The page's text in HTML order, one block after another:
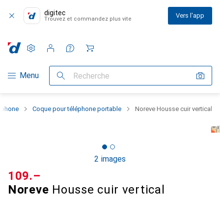
digitec
Trouvez et commandez plus vite Vers l'app
Navigation par catégorie
Menu Recherche
Paramètres
Compte client
Listes de comparaison
Listes d'envies
Panier
Coque pour téléphone portable Noreve Housse cuir vertical
2 images
Noreve Housse cuir vertical
CHF
109.–